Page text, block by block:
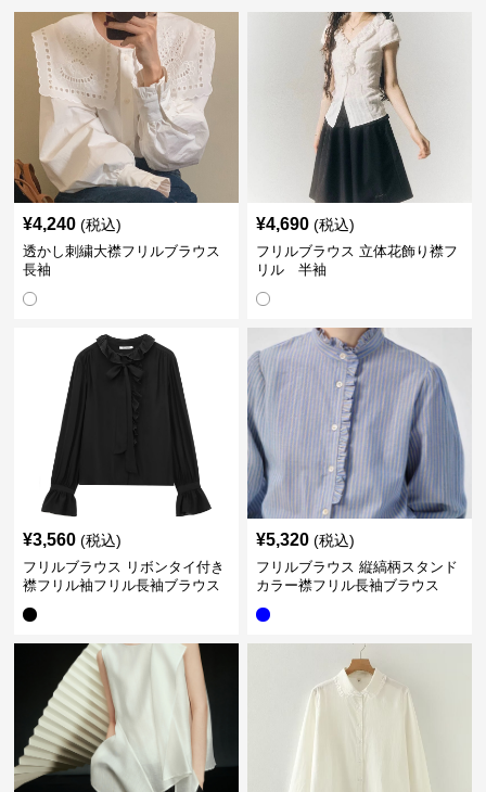
¥4,240 (税込)
透かし刺繍大襟フリルブラウス
長袖
¥4,690 (税込)
フリルブラウス 立体花飾り襟フ
リル 半袖
¥3,560 (税込)
フリルブラウス リボンタイ付き
襟フリル袖フリル長袖ブラウス
¥5,320 (税込)
フリルブラウス 縦縞柄スタンド
カラー襟フリル長袖ブラウス